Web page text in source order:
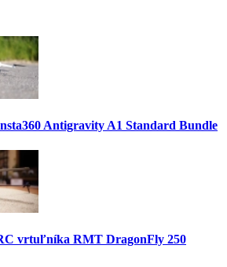
Antigravity A1 Standard Bundle
vrtuľníka RMT DragonFly 250